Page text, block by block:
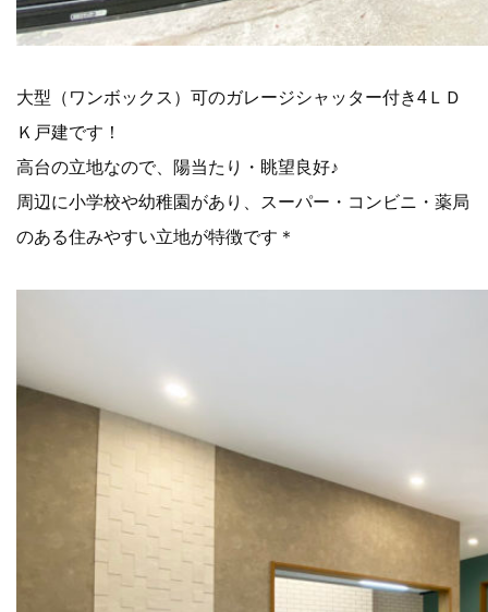
大型（ワンボックス）可のガレージシャッター付き4ＬＤ
Ｋ戸建です！
高台の立地なので、陽当たり・眺望良好♪
周辺に小学校や幼稚園があり、スーパー・コンビニ・薬局
のある住みやすい立地が特徴です＊